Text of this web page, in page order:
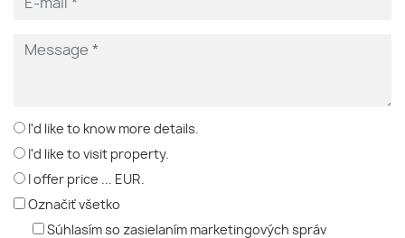
I'd like to know more details.
I'd like to visit property.
I offer price ... EUR.
Označiť všetko
Súhlasím so zasielaním marketingových správ